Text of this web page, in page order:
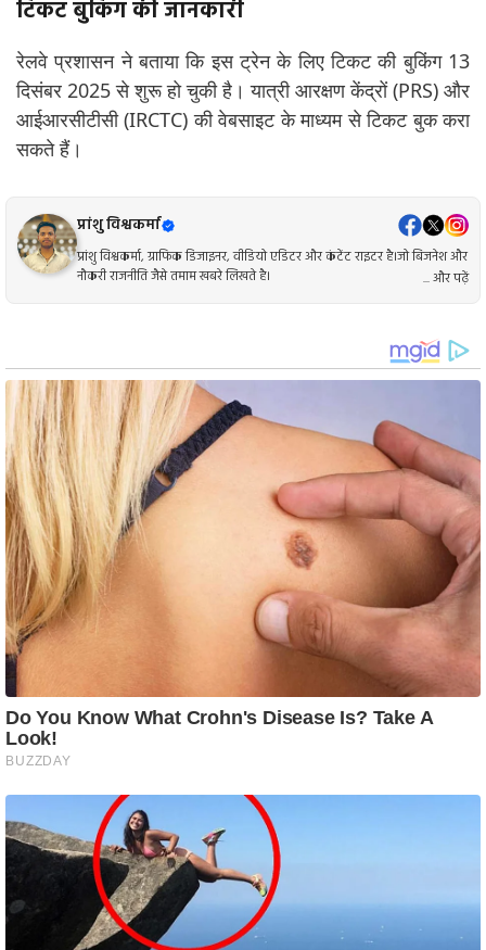
टिकट बुकिंग की जानकारी
रेलवे प्रशासन ने बताया कि इस ट्रेन के लिए टिकट की बुकिंग 13
दिसंबर 2025 से शुरू हो चुकी है। यात्री आरक्षण केंद्रों (PRS) और
आईआरसीटीसी (IRCTC) की वेबसाइट के माध्यम से टिकट बुक करा
सकते हैं।
प्रांशु विश्वकर्मा
प्रांशु विश्वकर्मा, ग्राफिक डिजाइनर, वीडियो एडिटर और कंटेंट राइटर है।जो बिजनेश और
नौकरी राजनीति जैसे तमाम खबरे लिखते है।
... और पढ़ें